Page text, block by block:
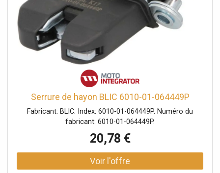
Serrure de hayon BLIC 6010-01-064449P
Fabricant: BLIC. Index: 6010-01-064449P. Numéro du
fabricant: 6010-01-064449P.
20,78 €